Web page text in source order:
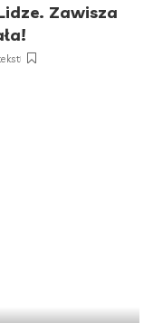
Zawisza